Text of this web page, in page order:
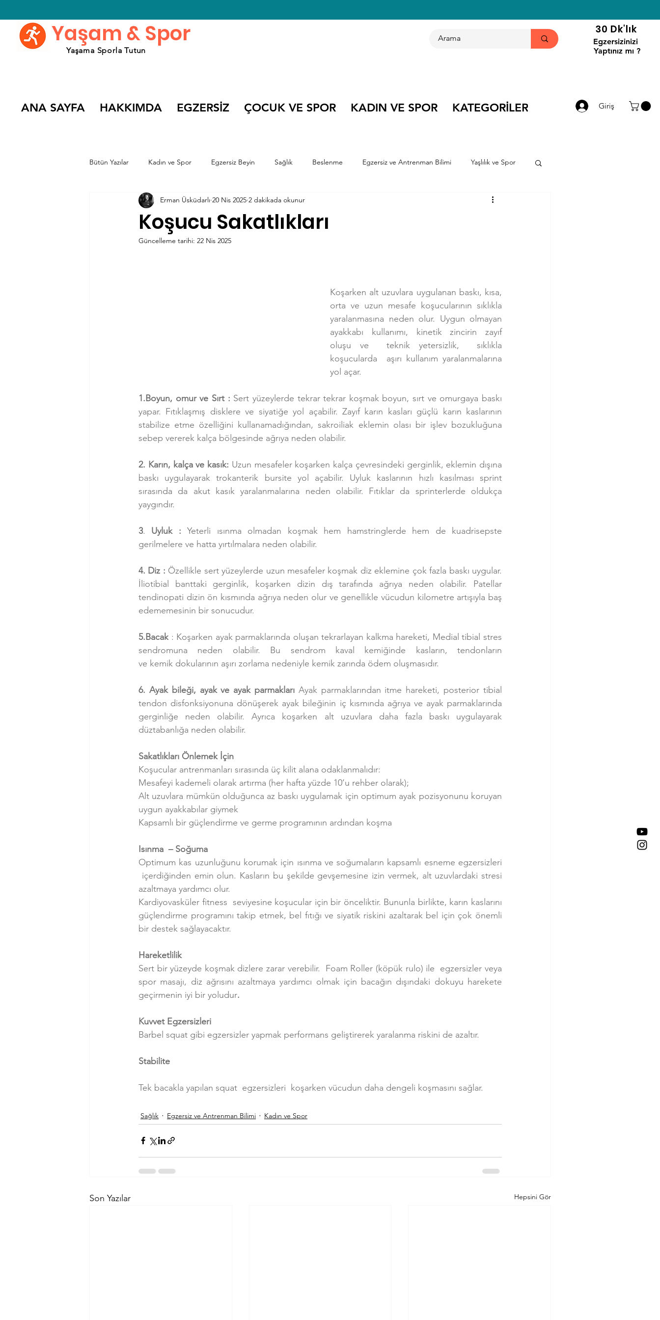
Yaşam & Spor
Yaşama Sporla Tutun
30 Dk'lık
Egzersizinizi
Yaptınız mı ?
ANA SAYFA HAKKIMDA EGZERSİZ ÇOCUK VE SPOR KADIN VE SPOR KATEGORİLER Giriş
Bütün Yazılar Kadın ve Spor Egzersiz Beyin Sağlık Beslenme Egzersiz ve Antrenman Bilimi Yaşlılık ve Spor
Spor Söyleşileri Spor Filmleri ve Kitapları Çocuk ve Spor
Antrenörlük Haftanın Ürünü
Koşucu Sakatlıkları
Erman Üsküdarlı 20 Nis 2025 2 dakikada okunur
Güncelleme tarihi: 22 Nis 2025
Koşarken alt uzuvlara uygulanan baskı, kısa,
orta ve uzun mesafe koşucularının sıklıkla
yaralanmasına neden olur. Uygun olmayan
ayakkabı kullanımı, kinetik zincirin zayıf
oluşu ve  teknik yetersizlik,  sıklıkla
koşucularda  aşırı kullanım yaralanmalarına
yol açar.
1.Boyun, omur ve Sırt : Sert yüzeylerde tekrar tekrar koşmak boyun, sırt ve omurgaya baskı
yapar. Fıtıklaşmış disklere ve siyatiğe yol açabilir. Zayıf karın kasları güçlü karın kaslarının
stabilize etme özelliğini kullanamadığından, sakroiliak eklemin olası bir işlev bozukluğuna
sebep vererek kalça bölgesinde ağrıya neden olabilir.
2. Karın, kalça ve kasık: Uzun mesafeler koşarken kalça çevresindeki gerginlik, eklemin dışına
baskı uygulayarak trokanterik bursite yol açabilir. Uyluk kaslarının hızlı kasılması sprint
sırasında da akut kasık yaralanmalarına neden olabilir. Fıtıklar da sprinterlerde oldukça
yaygındır.
3. Uyluk : Yeterli ısınma olmadan koşmak hem hamstringlerde hem de kuadrisepste
gerilmelere ve hatta yırtılmalara neden olabilir.
4. Diz : Özellikle sert yüzeylerde uzun mesafeler koşmak diz eklemine çok fazla baskı uygular.
İliotibial banttaki gerginlik, koşarken dizin dış tarafında ağrıya neden olabilir. Patellar
tendinopati dizin ön kısmında ağrıya neden olur ve genellikle vücudun kilometre artışıyla baş
edememesinin bir sonucudur.
5.Bacak : Koşarken ayak parmaklarında oluşan tekrarlayan kalkma hareketi, Medial tibial stres
sendromuna neden olabilir. Bu sendrom kaval kemiğinde kasların, tendonların
ve kemik dokularının aşırı zorlama nedeniyle kemik zarında ödem oluşmasıdır.
6. Ayak bileği, ayak ve ayak parmakları Ayak parmaklarından itme hareketi, posterior tibial
tendon disfonksiyonuna dönüşerek ayak bileğinin iç kısmında ağrıya ve ayak parmaklarında
gerginliğe neden olabilir. Ayrıca koşarken alt uzuvlara daha fazla baskı uygulayarak
düztabanlığa neden olabilir.
Sakatlıkları Önlemek İçin
Koşucular antrenmanları sırasında üç kilit alana odaklanmalıdır:
Mesafeyi kademeli olarak artırma (her hafta yüzde 10’u rehber olarak);
Alt uzuvlara mümkün olduğunca az baskı uygulamak için optimum ayak pozisyonunu koruyan
uygun ayakkabılar giymek
Kapsamlı bir güçlendirme ve germe programının ardından koşma
Isınma  – Soğuma
Optimum kas uzunluğunu korumak için ısınma ve soğumaların kapsamlı esneme egzersizleri
içerdiğinden emin olun. Kasların bu şekilde gevşemesine izin vermek, alt uzuvlardaki stresi
azaltmaya yardımcı olur.
Kardiyovasküler fitness  seviyesine koşucular için bir önceliktir. Bununla birlikte, karın kaslarını
güçlendirme programını takip etmek, bel fıtığı ve siyatik riskini azaltarak bel için çok önemli
bir destek sağlayacaktır.
Hareketlilik
Sert bir yüzeyde koşmak dizlere zarar verebilir.  Foam Roller (köpük rulo) ile  egzersizler veya
spor masajı, diz ağrısını azaltmaya yardımcı olmak için bacağın dışındaki dokuyu harekete
geçirmenin iyi bir yoludur.
Kuvvet Egzersizleri
Barbel squat gibi egzersizler yapmak performans geliştirerek yaralanma riskini de azaltır.
Stabilite
Tek bacakla yapılan squat  egzersizleri  koşarken vücudun daha dengeli koşmasını sağlar.
Sağlık Egzersiz ve Antrenman Bilimi Kadın ve Spor
Son Yazılar Hepsini Gör